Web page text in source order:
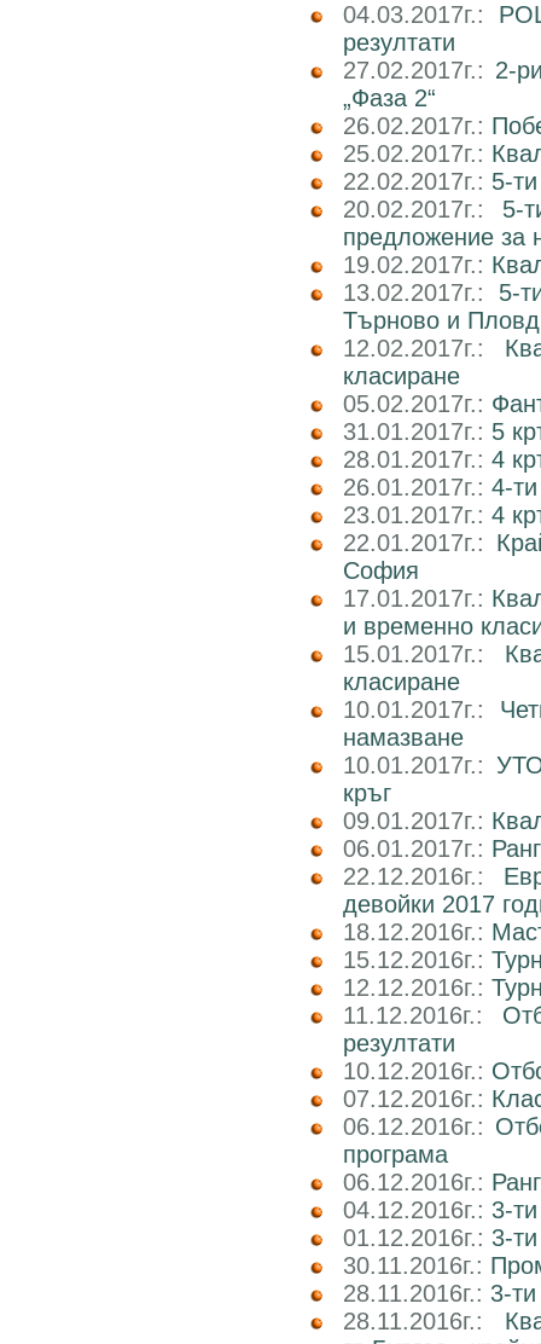
04.03.2017г.:
резултати
27.02.2017г.: 2-
„Фаза 2“
26.02.2017г.:
25.02.2017г.:
22.02.2017г.: 5-
20.02.2017г.: 5-
предложение за
19.02.2017г.:
13.02.2017г.: 5-
Търново и
12.02.2017г.:
класиране
05.02.2017г.:
31.01.2017г.: 5
28.01.2017г.: 4
26.01.2017г.: 4-
23.01.2017г.: 4
22.01.2017г.:
София
17.01.2017г.:
и временно
15.01.2017г.:
класиране
10.01.2017г.:
намазване
10.01.2017г.:
кръг
09.01.2017г.:
06.01.2017г.:
22.12.2016г.:
девойки 2017
18.12.2016г.:
15.12.2016г.:
12.12.2016г.:
11.12.2016г.:
резултати
10.12.2016г.:
07.12.2016г.:
06.12.2016г.:
програма
06.12.2016г.:
04.12.2016г.: 3-
01.12.2016г.: 3-
30.11.2016г.:
28.11.2016г.: 3-
28.11.2016г.: